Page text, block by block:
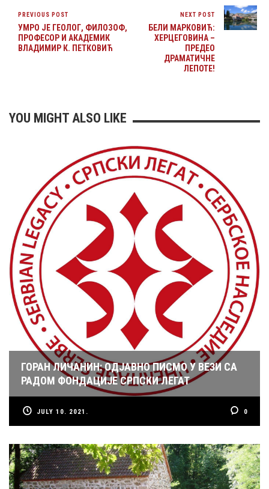
PREVIOUS POST
УМРО ЈЕ ГЕОЛОГ, ФИЛОЗОФ,
ПРОФЕСОР И АКАДЕМИК
ВЛАДИМИР К. ПЕТКОВИЋ
NEXT POST
БЕЛИ МАРКОВИЋ:
ХЕРЦЕГОВИНА –
ПРЕДЕО
ДРАМАТИЧНЕ
ЛЕПОТЕ!
YOU MIGHT ALSO LIKE
ГОРАН ЛИЧАНИН: ОДЈАВНО ПИСМО У ВЕЗИ СА
РАДОМ ФОНДАЦИЈЕ СРПСКИ ЛЕГАТ
JULY 10. 2021. 0